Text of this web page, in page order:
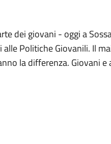
dei giovani - oggi a
Politiche Giovanili. Il
la differenza. Giovani